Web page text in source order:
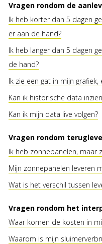
Vragen rondom de
Ik heb korter dan 5 dagen
er aan de hand?
Ik heb langer dan 5 dagen
de hand?
Ik zie een gat in mijn
Kan ik historische data
Kan ik mijn data live volgen?
Vragen rondom
Ik heb zonnepanelen, maar
Mijn zonnepanelen leveren
Wat is het verschil tussen
Vragen rondom het
Waar komen de kosten in
Waarom is mijn